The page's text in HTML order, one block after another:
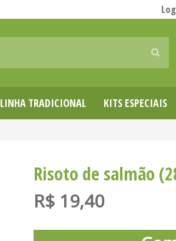
LINHA TRADICIONAL KITS ESPECIAIS
Risoto de salmão
R$ 19,40